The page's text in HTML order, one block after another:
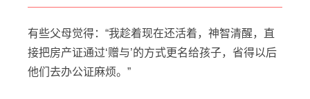
有些父母觉得：“我趁着现在还活着，神智清醒，直
接把房产证通过‘赠与’的方式更名给孩子，省得以后
他们去办公证麻烦。”